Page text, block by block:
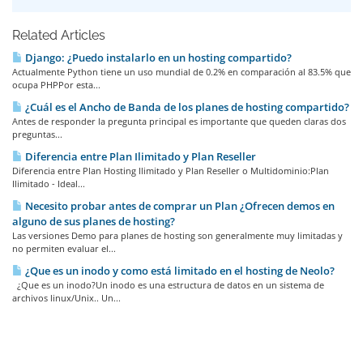
Related Articles
Django: ¿Puedo instalarlo en un hosting compartido?
Actualmente Python tiene un uso mundial de 0.2% en comparación al 83.5% que
ocupa PHPPor esta...
¿Cuál es el Ancho de Banda de los planes de hosting compartido?
Antes de responder la pregunta principal es importante que queden claras dos
preguntas...
Diferencia entre Plan Ilimitado y Plan Reseller
Diferencia entre Plan Hosting Ilimitado y Plan Reseller o Multidominio:Plan
Ilimitado - Ideal...
Necesito probar antes de comprar un Plan ¿Ofrecen demos en
alguno de sus planes de hosting?
Las versiones Demo para planes de hosting son generalmente muy limitadas y
no permiten evaluar el...
¿Que es un inodo y como está limitado en el hosting de Neolo?
¿Que es un inodo?Un inodo es una estructura de datos en un sistema de
archivos linux/Unix.. Un...